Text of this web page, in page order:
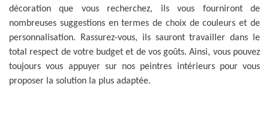
décoration que vous recherchez, ils vous fourniront de
nombreuses suggestions en termes de choix de couleurs et de
personnalisation. Rassurez-vous, ils sauront travailler dans le
total respect de votre budget et de vos goûts. Ainsi, vous pouvez
toujours vous appuyer sur nos peintres intérieurs pour vous
proposer la solution la plus adaptée.